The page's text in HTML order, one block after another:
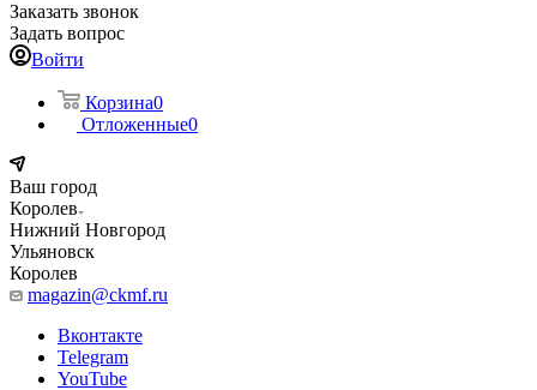
Заказать звонок
Задать вопрос
Войти
Корзина0
Отложенные0
Ваш город
Королев
Нижний Новгород
Ульяновск
Королев
magazin@ckmf.ru
Вконтакте
Telegram
YouTube